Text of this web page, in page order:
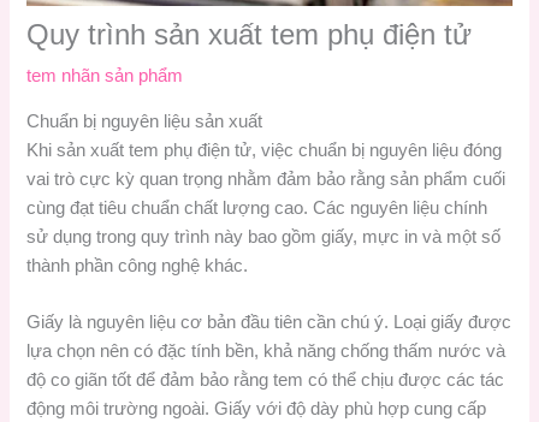
Quy trình sản xuất tem phụ điện tử
tem nhãn sản phẩm
Chuẩn bị nguyên liệu sản xuất
Khi sản xuất tem phụ điện tử, việc chuẩn bị nguyên liệu đóng
vai trò cực kỳ quan trọng nhằm đảm bảo rằng sản phẩm cuối
cùng đạt tiêu chuẩn chất lượng cao. Các nguyên liệu chính
sử dụng trong quy trình này bao gồm giấy, mực in và một số
thành phần công nghệ khác.
Giấy là nguyên liệu cơ bản đầu tiên cần chú ý. Loại giấy được
lựa chọn nên có đặc tính bền, khả năng chống thấm nước và
độ co giãn tốt để đảm bảo rằng tem có thể chịu được các tác
động môi trường ngoài. Giấy với độ dày phù hợp cung cấp